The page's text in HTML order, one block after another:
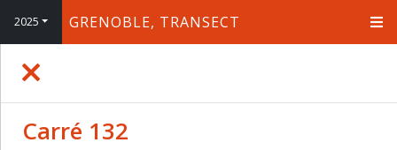
2025 GRENOBLE, TRANSECT
+
Carré 132